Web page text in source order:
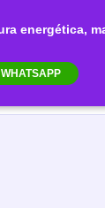
energética,